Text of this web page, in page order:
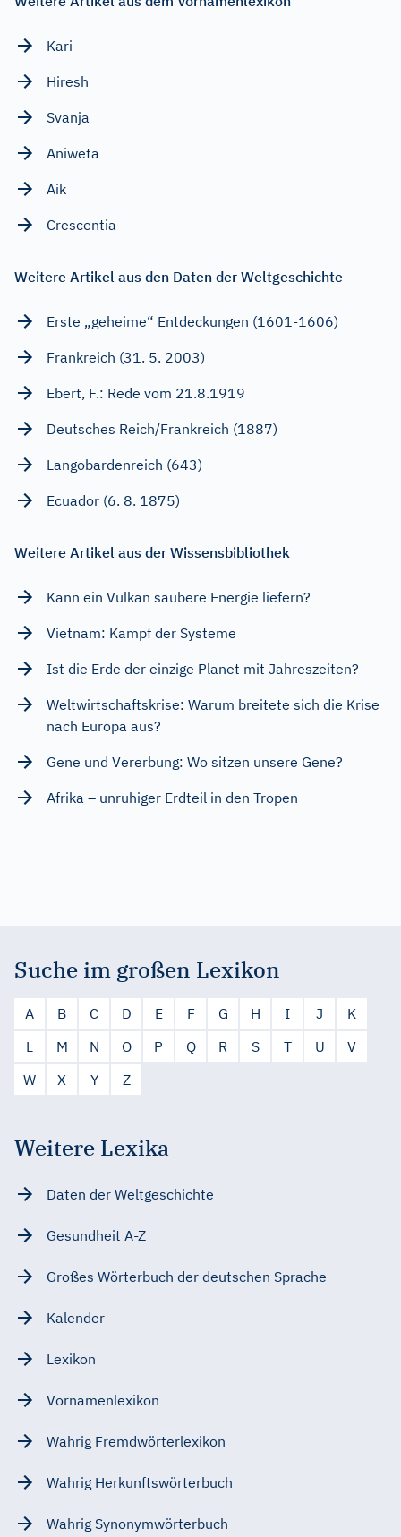
Kari
Hiresh
Svanja
Aniweta
Aik
Crescentia
Weitere Artikel aus den Daten der Weltgeschichte
Erste „geheime“ Entdeckungen (1601-1606)
Frankreich (31. 5. 2003)
Ebert, F.: Rede vom 21.8.1919
Deutsches Reich/Frankreich (1887)
Langobardenreich (643)
Ecuador (6. 8. 1875)
Weitere Artikel aus der Wissensbibliothek
Kann ein Vulkan saubere Energie liefern?
Vietnam: Kampf der Systeme
Ist die Erde der einzige Planet mit Jahreszeiten?
Weltwirtschaftskrise: Warum breitete sich die Krise
nach Europa aus?
Gene und Vererbung: Wo sitzen unsere Gene?
Afrika – unruhiger Erdteil in den Tropen
Suche im großen Lexikon
A B C D E F G H I J
K
L
M N O P Q R S T U
V
W
X Y Z
Weitere Lexika
Daten der Weltgeschichte
Gesundheit A-Z
Großes Wörterbuch der deutschen Sprache
Kalender
Lexikon
Vornamenlexikon
Wahrig Fremdwörterlexikon
Wahrig Herkunftswörterbuch
Wahrig Synonymwörterbuch